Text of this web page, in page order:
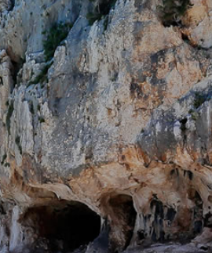
Verifica disponibilità
Richiedi preventivo